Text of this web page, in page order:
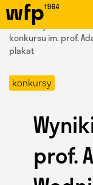
Krakowie
/ Wydział Form
konkursu im. prof.
plakat
konkursy
prof.